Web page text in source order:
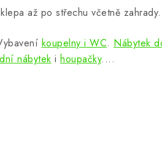
až po střechu včetně zahrady.
koupelny i WC. Nábytek
nábytek i houpačky....